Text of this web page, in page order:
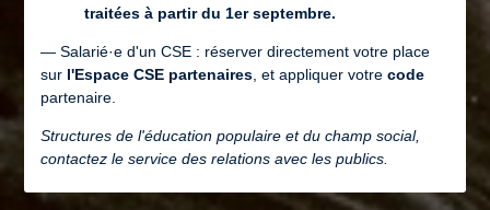
traitées à partir du 1er septembre.
— Salarié·e d'un CSE : réserver directement votre place
sur l'Espace CSE partenaires , et appliquer votre code
partenaire.
Structures de l'éducation populaire et du champ social,
contactez le service des relations avec les publics.